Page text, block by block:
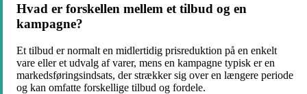
Hvad er forskellen mellem et tilbud og en
kampagne?
Et tilbud er normalt en midlertidig prisreduktion på en enkelt
vare eller et udvalg af varer, mens en kampagne typisk er en
markedsføringsindsats, der strækker sig over en længere periode
og kan omfatte forskellige tilbud og fordele.